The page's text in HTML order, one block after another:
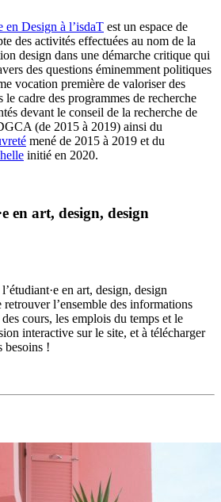
en Design à l’isdaT est un espace de
des activités effectuées au nom de la
design dans une démarche critique qui
des questions éminemment politiques
vocation première de valoriser des
le cadre des programmes de recherche
devant le conseil de la recherche de
(de 2015 à 2019) ainsi du
mené de 2015 à 2019 et du
initié en 2020.
en art, design, design
en art, design, design
l’ensemble des informations
cours, les emplois du temps et le
interactive sur le site, et à télécharger
besoins !